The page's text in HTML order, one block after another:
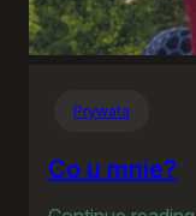
Prywata
Co u mnie?